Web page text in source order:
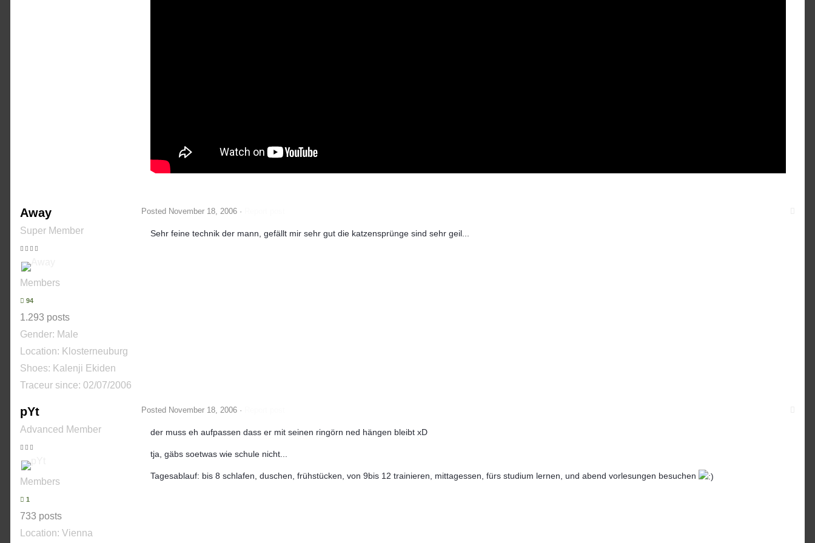
Away
Super Member
Members
94
1.293 posts
Gender: Male
Location: Klosterneuburg
Shoes: Kalenji Ekiden
Traceur since: 02/07/2006
Posted November 18, 2006 ·
Sehr feine technik der mann, gefällt mir sehr gut die katzensprünge sind sehr geil...
pYt
Advanced Member
Members
1
733 posts
Location: Vienna
Posted November 18, 2006 ·
der muss eh aufpassen dass er mit seinen ringörn ned hängen bleibt xD
tja, gäbs soetwas wie schule nicht...
Tagesablauf: bis 8 schlafen, duschen, frühstücken, von 9bis 12 trainieren, mittagessen, fürs studium lernen, und abend vorlesungen besuchen